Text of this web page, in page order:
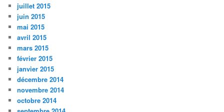
juillet 2015
juin 2015
mai 2015
avril 2015
mars 2015
février 2015
janvier 2015
décembre 2014
novembre 2014
octobre 2014